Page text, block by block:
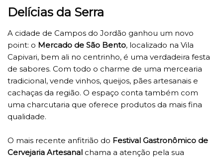
Delícias da Serra
A cidade de Campos do Jordão ganhou um novo
point: o Mercado de São Bento, localizado na Vila
Capivari, bem ali no centrinho, é uma verdadeira festa
de sabores. Com todo o charme de uma mercearia
tradicional, vende vinhos, queijos, pães artesanais e
cachaças da região. O espaço conta também com
uma charcutaria que oferece produtos da mais fina
qualidade.
O mais recente anfitrião do Festival Gastronômico de
Cervejaria Artesanal chama a atenção pela sua